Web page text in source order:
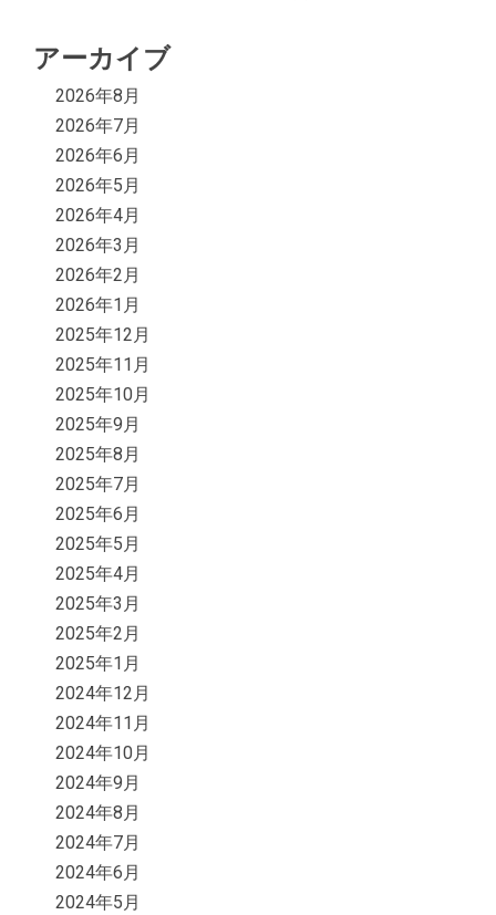
アーカイブ
2026年8月
2026年7月
2026年6月
2026年5月
2026年4月
2026年3月
2026年2月
2026年1月
2025年12月
2025年11月
2025年10月
2025年9月
2025年8月
2025年7月
2025年6月
2025年5月
2025年4月
2025年3月
2025年2月
2025年1月
2024年12月
2024年11月
2024年10月
2024年9月
2024年8月
2024年7月
2024年6月
2024年5月